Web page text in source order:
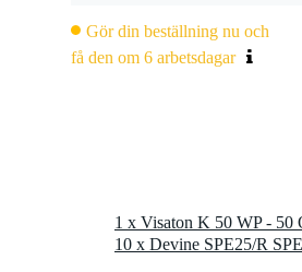
Gör din beställning nu och
få den om 6 arbetsdagar